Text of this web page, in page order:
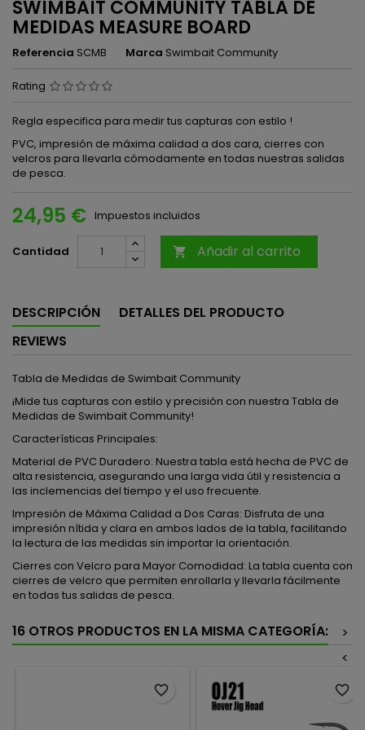
SWIMBAIT COMMUNITY TABLA DE
MEDIDAS MEASURE BOARD
Referencia SCMB Marca Swimbait Community
Rating
Regla especifica para medir tus capturas con estilo !
PVC, impresión de máxima calidad a dos cara, cierres con
velcros para llevarla cómodamente en todas nuestras salidas
de pesca.
24,95 € Impuestos incluidos
Cantidad  Añadir al carrito
DESCRIPCIÓN
DETALLES DEL PRODUCTO
REVIEWS
Tabla de Medidas de Swimbait Community
¡Mide tus capturas con estilo y precisión con nuestra Tabla de
Medidas de Swimbait Community!
Características Principales:
Material de PVC Duradero: Nuestra tabla está hecha de PVC de
alta resistencia, asegurando una larga vida útil y resistencia a
las inclemencias del tiempo y el uso frecuente.
Impresión de Máxima Calidad a Dos Caras: Disfruta de una
impresión nítida y clara en ambos lados de la tabla, facilitando
la lectura de las medidas sin importar la orientación.
Cierres con Velcro para Mayor Comodidad: La tabla cuenta con
cierres de velcro que permiten enrollarla y llevarla fácilmente
en todas tus salidas de pesca.
16 OTROS PRODUCTOS EN LA MISMA CATEGORÍA:
>
<
favorite_border favorite_border